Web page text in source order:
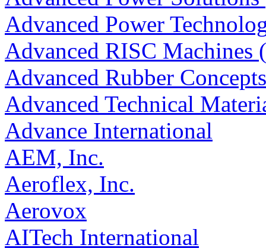
Advanced Power
Advanced RISC Machines
Advanced Rubber
Advanced Technical
Advance International
AEM, Inc.
Aeroflex, Inc.
Aerovox
AITech International